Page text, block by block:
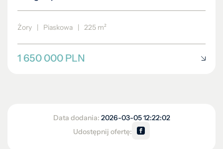
Żory Piaskowa 225 m²
1 650 000 PLN
Data dodania: 2026-03-05 12:22:02
Udostępnij ofertę: